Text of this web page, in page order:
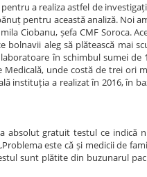
a realiza astfel de
pentru această analiză. Noi
Ciobanu, șefa CMF Soroca.
aleg să plătească mai
în schimbul sumei de
unde costă de trei ori
instituția a realizat în 2016, în
gratuit testul ce indică
este că și medicii de
sunt plătite din buzunarul